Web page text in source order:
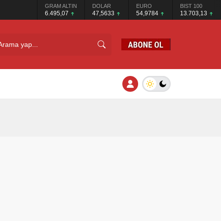
GRAM ALTIN
6.495,07
DOLAR
47,5633
EURO
54,9784
BIST 100
13.703,13